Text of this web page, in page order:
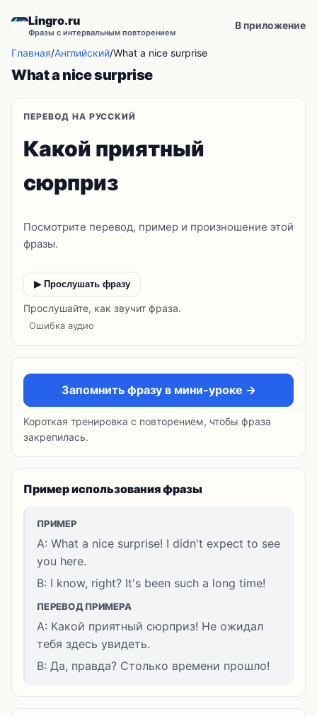
Lingro.ru
Фразы с интервальным повторением
В приложение
Главная/Английский/What a nice surprise
What a nice surprise
ПЕРЕВОД НА РУССКИЙ
Какой приятный
сюрприз
Посмотрите перевод, пример и произношение этой
фразы.
▶ Прослушать фразу
Прослушайте, как звучит фраза.
Ошибка аудио
Запомнить фразу в мини-уроке →
Короткая тренировка с повторением, чтобы фраза
закрепилась.
Пример использования фразы
ПРИМЕР
A: What a nice surprise! I didn't expect to see
you here.
B: I know, right? It's been such a long time!
ПЕРЕВОД ПРИМЕРА
A: Какой приятный сюрприз! Не ожидал
тебя здесь увидеть.
B: Да, правда? Столько времени прошло!